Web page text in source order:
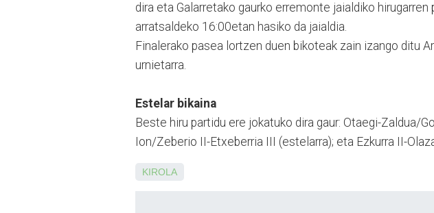
dira eta Galarretako gaurko erremonte jaialdiko hirugarren
arratsaldeko 16:00etan hasiko da jaialdia.
Finalerako pasea lortzen duen bikoteak zain izango ditu
urnietarra.
Estelar bikaina
Beste hiru partidu ere jokatuko dira gaur: Otaegi-Zaldua/
Ion/Zeberio II-Etxeberria III (estelarra); eta Ezkurra II-
KIROLA